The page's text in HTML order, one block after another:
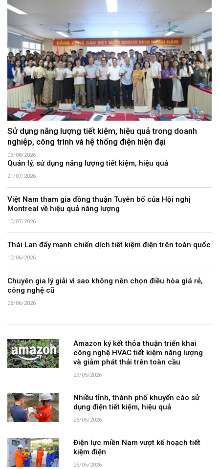
Sử dụng năng lượng tiết kiệm, hiệu quả trong doanh
nghiệp, công trình và hệ thống điện hiện đại
03/08/2026
Quản lý, sử dụng năng lượng tiết kiệm, hiệu quả
21/07/2026
Việt Nam tham gia đồng thuận Tuyên bố của Hội nghị
Montreal về hiệu quả năng lượng
10/07/2026
Thái Lan đẩy mạnh chiến dịch tiết kiệm điện trên toàn quốc
10/06/2026
Chuyên gia lý giải vì sao không nên chọn điều hòa giá rẻ,
công nghệ cũ
08/06/2026
Amazon ký kết thỏa thuận triển khai
công nghệ HVAC tiết kiệm năng lượng
và giảm phát thải trên toàn cầu
29/05/2026
Nhiều tỉnh, thành phố khuyến cáo sử
dụng điện tiết kiệm, hiệu quả
26/05/2026
Điện lực miền Nam vượt kế hoạch tiết
kiệm điện
25/05/2026